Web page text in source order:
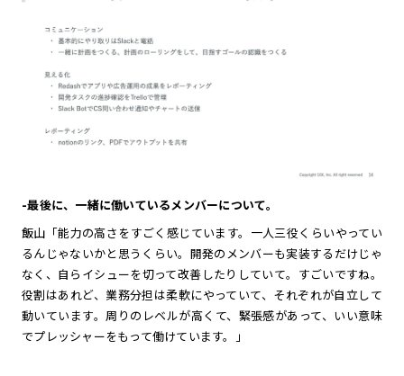
-最後に、一緒に働いているメンバーについて。
飯山「能力の高さをすごく感じています。一人三役くらいやってい
るんじゃないかと思うくらい。開発のメンバーも実装するだけじゃ
なく、自らイシューを切って改善したりしていて。すごいですね。
役割はあれど、業務分担は柔軟にやっていて、それぞれが自立して
動いています。周りのレベルが高くて、緊張感があって、いい意味
でプレッシャーをもって働けています。」